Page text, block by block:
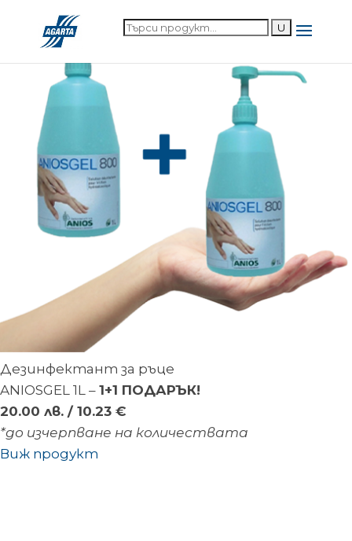
Дезинфектант за ръце
ANIOSGEL 1L – 1+1 ПОДАРЪК!
20.00 лв. / 10.23 €
*до изчерпване на количествата
Виж продукт
Търсене за: